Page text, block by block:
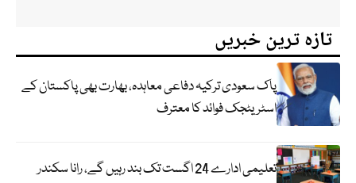
تازہ ترین خبریں
پاک سعودی ترکیہ دفاعی معاہدہ، بھارت بھی پاکستان کے
اسٹریٹجک فوائد کا معترف
تعلیمی ادارے 24 اگست تک بند رہیں گے، رانا سکندر